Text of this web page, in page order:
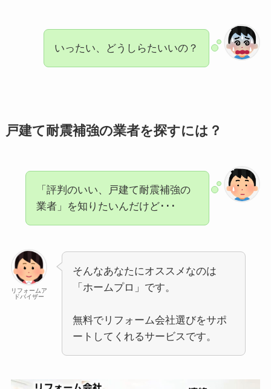
いったい、どうしらたいいの？
戸建て耐震補強の業者を探すには？
「評判のいい、戸建て耐震補強の
業者」を知りたいんだけど･･･
リフォームア
ドバイザー
そんなあなたにオススメなのは
「ホームプロ」です。
無料でリフォーム会社選びをサポ
ートしてくれるサービスです。